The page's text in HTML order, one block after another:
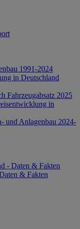
1991-2024
in Deutschland
Fahrzeugabsatz 2025
in
und Anlagenbau 2024-
- Daten & Fakten
& Fakten